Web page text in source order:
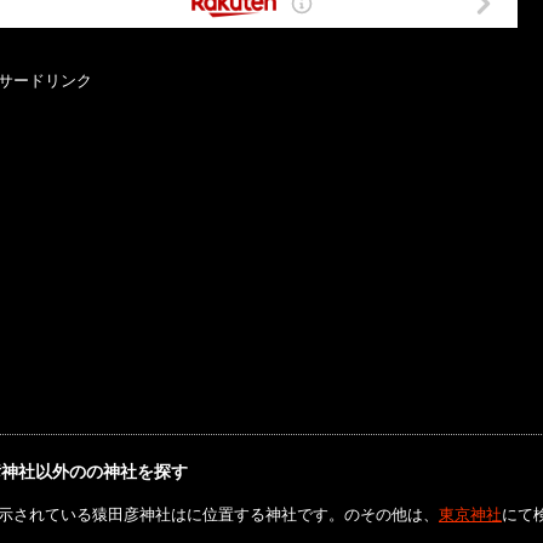
ードリンク
社以外のの神社を探す
されている猿田彦神社はに位置する神社です。のその他は、 東京神社にて